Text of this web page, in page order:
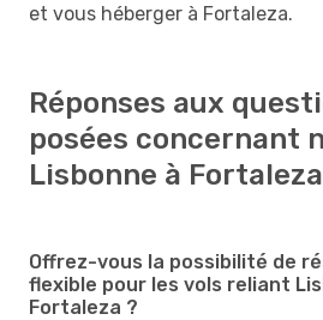
et vous héberger à Fortaleza.
Réponses aux
posées concernant
Lisbonne à
Offrez-vous la possibilité de
flexible pour les vols reliant
Fortaleza ?